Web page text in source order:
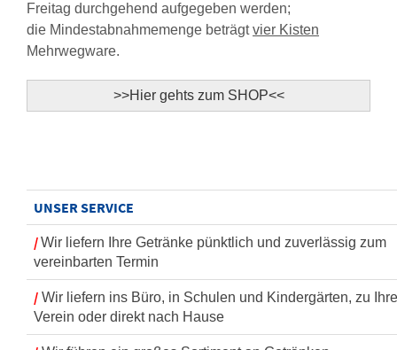
Freitag durchgehend aufgegeben werden;
die Mindestabnahmemenge beträgtvier Kisten
Mehrwegware.
>>Hier gehts zum SHOP<<
UNSER SERVICE
/Wir liefern Ihre Getränke pünktlich und zuverlässig zum
vereinbarten Termin
/ Wir liefern ins Büro, in Schulen und Kindergärten, zu
Verein oder direkt nach Hause